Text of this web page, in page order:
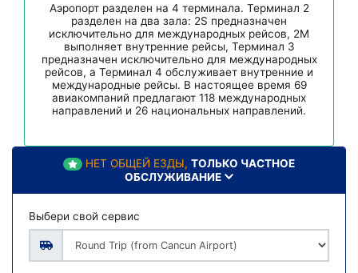
Аэропорт разделен на 4 терминала. Терминал 2
разделен на два зала: 2S предназначен
исключительно для международных рейсов, 2M
выполняет внутренние рейсы, Терминал 3
предназначен исключительно для международных
рейсов, а Терминал 4 обслуживает внутренние и
международные рейсы. В настоящее время 69
авиакомпаний предлагают 118 международных
направлений и 26 национальных направлений.
НЕТ ОБЩЕЙ ЕЗДЫ, ТОЛЬКО ЧАСТНОЕ
ОБСЛУЖИВАНИЕ
Выбери свой сервис